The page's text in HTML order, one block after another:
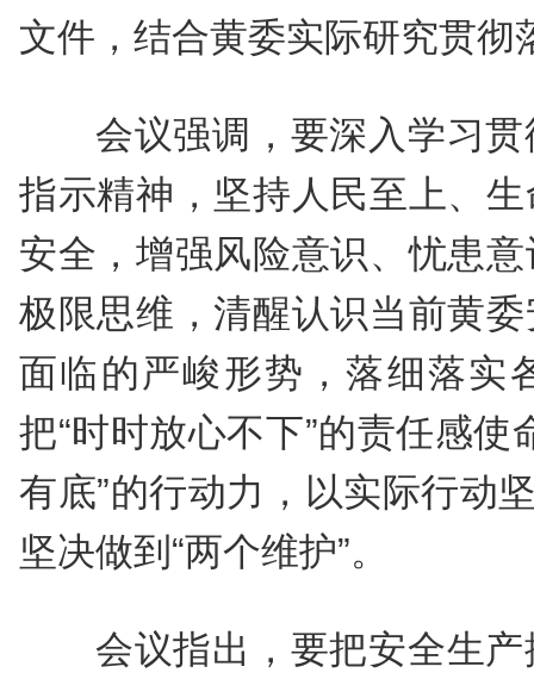
文件，结合黄委实际研究贯彻
会议强调，要深入学习
指示精神，坚持人民至上、
安全，增强风险意识、忧患
极限思维，清醒认识当前黄
面临的严峻形势，落细落实
把“时时放心不下”的责任感使
有底”的行动力，以实际行动
坚决做到“两个维护”。
会议指出，要把安全生